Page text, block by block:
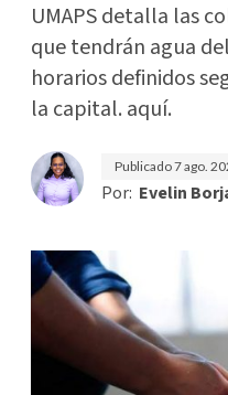
UMAPS detalla las
que tendrán agua
horarios definidos
la capital. aquí.
Publicado7 ago.
Por: Evelin